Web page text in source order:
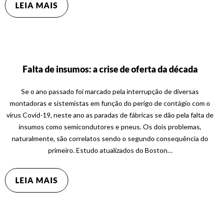
LEIA MAIS
Falta de insumos: a crise de oferta da década
Se o ano passado foi marcado pela interrupção de diversas
montadoras e sistemistas em função do perigo de contágio com o
vírus Covid-19, neste ano as paradas de fábricas se dão pela falta de
insumos como semicondutores e pneus. Os dois problemas,
naturalmente, são correlatos sendo o segundo consequência do
primeiro. Estudo atualizados do Boston…
LEIA MAIS